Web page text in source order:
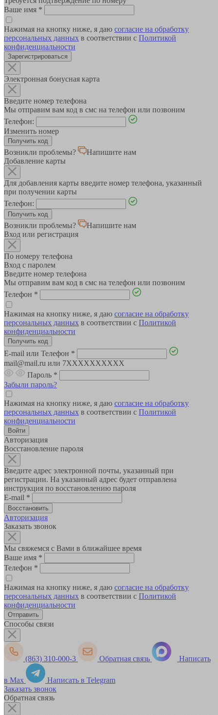
Ваше имя *
Нажимая на кнопку ниже, я даю согласие на обработку
персональных данных в соответствии с Политикой
конфиденциальности
Зарегистрироваться
Электронная бонусная карта
Введите номер телефона
Мы отправим вам код в смс на телефон или позвоним
Телефон:
Изменить номер
Возникли проблемы?
Напишите нам
Добавление карты
Для добавления карты введите номер телефона, указанный
при получении карты
Телефон:
Возникли проблемы?
Напишите нам
Вход или регистрация
По номеру телефона
Вход с паролем
Введите номер телефона
Мы отправим вам код в смс на телефон или позвоним
Телефон *
Нажимая на кнопку ниже, я даю согласие на обработку
персональных данных в соответствии с Политикой
конфиденциальности
E-mail или Телефон *
mail@mail.ru или 7XXXXXXXXXX
Пароль *
Забыли пароль?
Нажимая на кнопку ниже, я даю согласие на обработку
персональных данных в соответствии с Политикой
конфиденциальности
Авторизация
Восстановление пароля
Введите адрес электронной почты, указанный при
регистрации. На указанный адрес будет отправлена
инструкция по восстановлению пароля
E-mail *
Авторизация
Заказать звонок
Мы свяжемся с Вами в ближайшее время
Ваше имя *
Телефон *
Нажимая на кнопку ниже, я даю согласие на обработку
персональных данных в соответствии с Политикой
конфиденциальности
Способы связи
(863) 310-000-3 Обратная связь Написать
в Max
Написать в Telegram
Заказать звонок
Обратная связь